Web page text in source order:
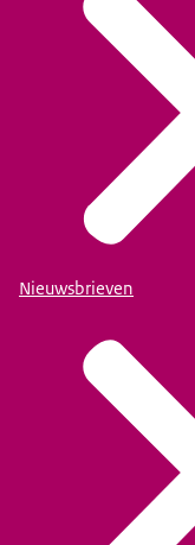
Nieuwsbrieven